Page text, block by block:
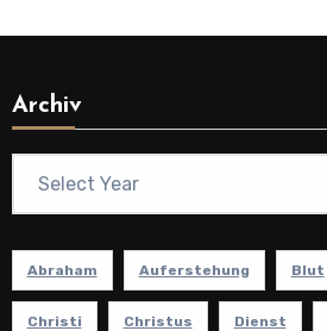
Archiv
Abraham Auferstehung Blut
Christi Christus Dienst